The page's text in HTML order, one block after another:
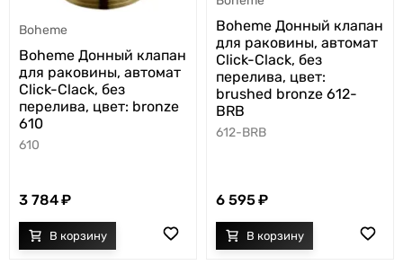
Boheme
Boheme Донный клапан
для раковины, автомат
Click-Clack, без
перелива, цвет: bronze
610
610
3 784
Boheme Донный клапан
для раковины, автомат
Click-Clack, без
перелива, цвет:
brushed bronze 612-
BRB
612-BRB
6 595